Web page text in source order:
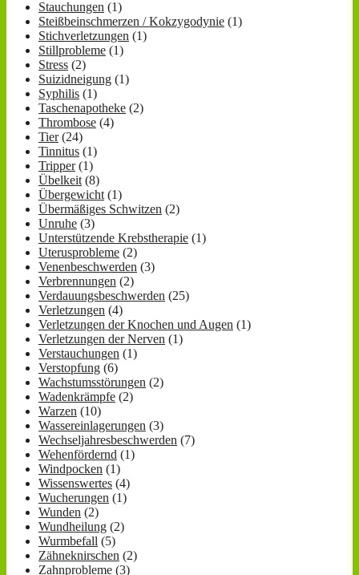
Stauchungen (1)
Steißbeinschmerzen / Kokzygodynie (1)
Stichverletzungen (1)
Stillprobleme (1)
Stress (2)
Suizidneigung (1)
Syphilis (1)
Taschenapotheke (2)
Thrombose (4)
Tier(24)
Tinnitus (1)
Tripper(1)
Übelkeit(8)
Übergewicht(1)
Übermäßiges Schwitzen (2)
Unruhe (3)
Unterstützende Krebstherapie (1)
Uterusprobleme (2)
Venenbeschwerden (3)
Verbrennungen (2)
Verdauungsbeschwerden (25)
Verletzungen (4)
Verletzungen der Knochen und Augen (1)
Verletzungen der Nerven (1)
Verstauchungen (1)
Verstopfung (6)
Wachstumsstörungen (2)
Wadenkrämpfe (2)
Warzen (10)
Wassereinlagerungen (3)
Wechseljahresbeschwerden (7)
Wehenfördernd (1)
Windpocken (1)
Wissenswertes (4)
Wucherungen (1)
Wunden (2)
Wundheilung (2)
Wurmbefall (5)
Zähneknirschen (2)
Zahnprobleme (3)